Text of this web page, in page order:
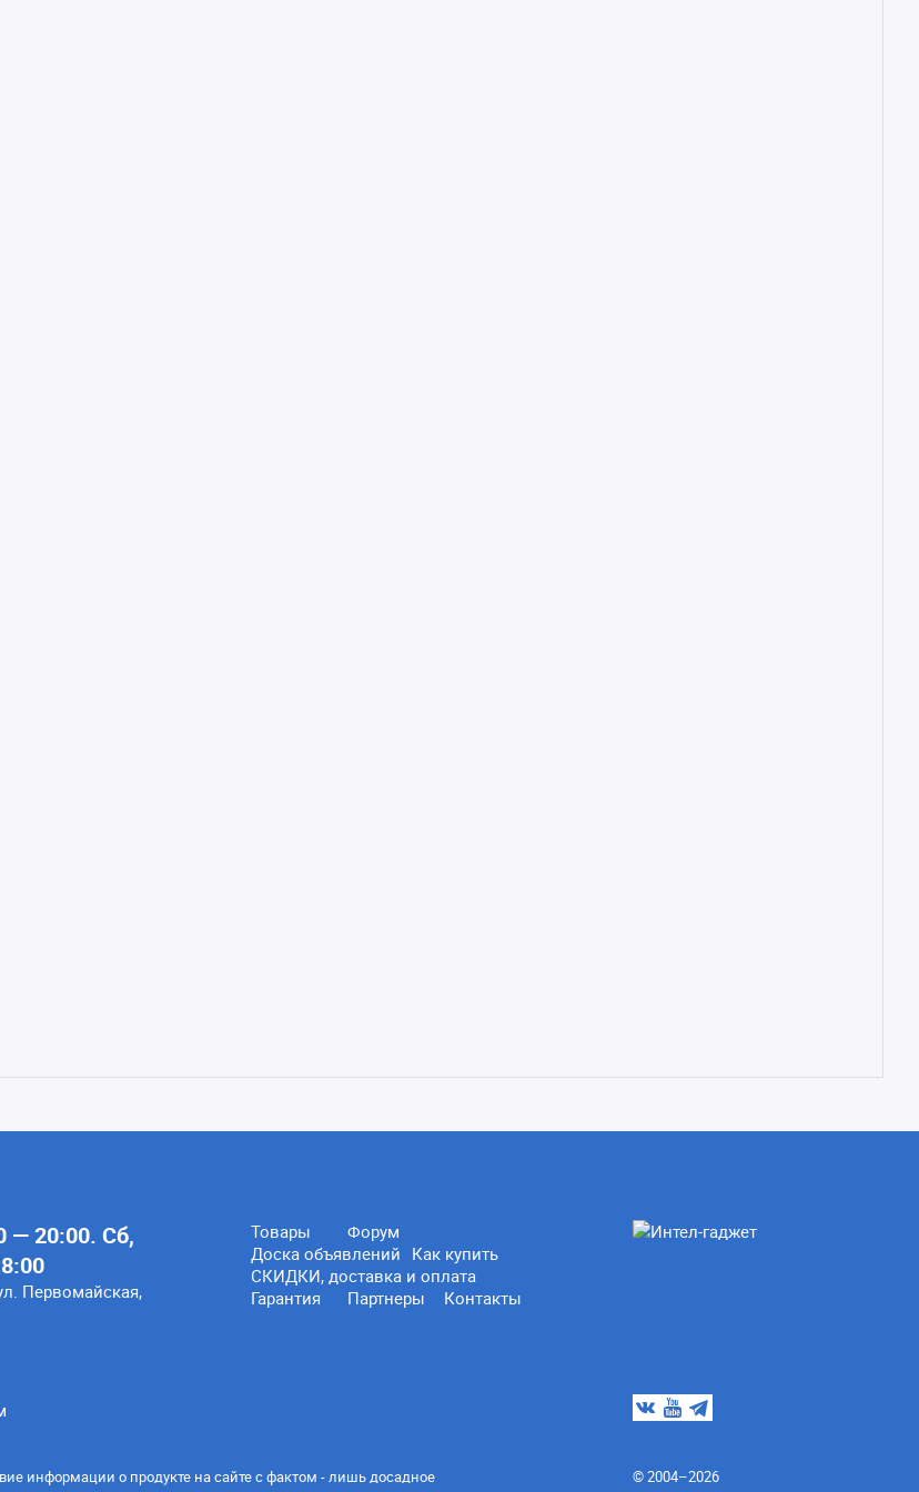
— 20:00. Сб,
Первомайская,
Товары
Форум
Доска объявлений Как купить
СКИДКИ, доставка и оплата
Гарантия
Партнеры Контакты
информации о продукте на сайте с фактом - лишь досадное
© 2004–2026